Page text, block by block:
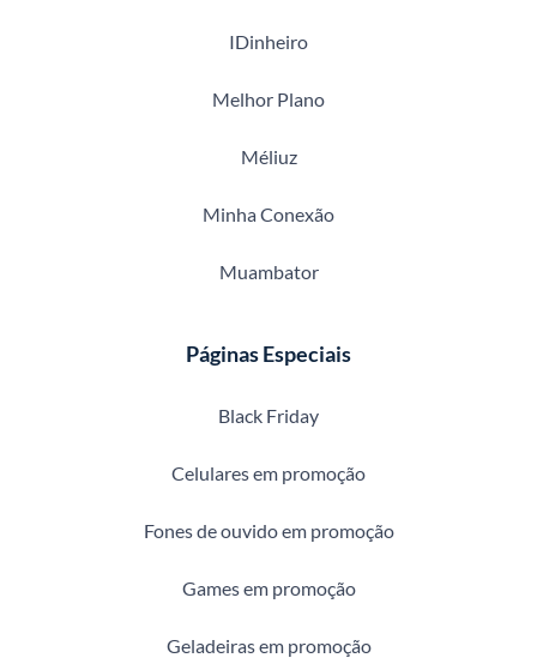
IDinheiro
Melhor Plano
Méliuz
Minha Conexão
Muambator
Páginas Especiais
Black Friday
Celulares em promoção
Fones de ouvido em promoção
Games em promoção
Geladeiras em promoção